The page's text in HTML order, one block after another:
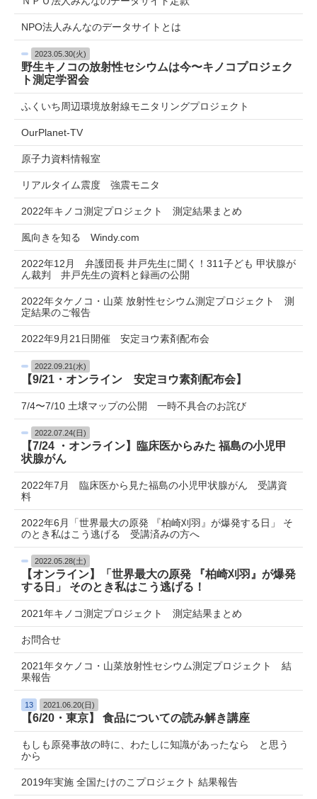
NPO法人みんなのデータサイトとは
2023.05.30(火)
野生キノコの放射性セシウムは今〜キノコプロジェク
ト測定学習会
ふくいち周辺環境放射線モニタリングプロジェクト
OurPlanet-TV
原子力資料情報室
リアルタイム震度 強震モニタ
2022年キノコ測定プロジェクト 測定結果まとめ
風向きを知る Windy.com
2022年12月 弁護団長 井戸先生に聞く！311子ども 甲状腺が
ん裁判 井戸先生の資料と録画の公開
2022年タケノコ・山菜 放射性セシウム測定プロジェクト 測
定結果のご報告
2022年9月21日開催 安定ヨウ素剤配布会
2022.09.21(水)
【9/21・オンライン 安定ヨウ素剤配布会】
7/4〜7/10 土壌マップの公開 一時不具合のお詫び
2022.07.24(日)
【7/24 ・オンライン】臨床医からみた 福島の小児甲
状腺がん
2022年7月 臨床医から見た福島の小児甲状腺がん 受講資
料
2022年6月「世界最大の原発 『柏崎刈羽』が爆発する日」 そ
のとき私はこう逃げる 受講済みの方へ
2022.05.28(土)
【オンライン】「世界最大の原発 『柏崎刈羽』が爆発
する日」 そのとき私はこう逃げる！
2021年キノコ測定プロジェクト 測定結果まとめ
お問合せ
2021年タケノコ・山菜放射性セシウム測定プロジェクト 結
果報告
13 2021.06.20(日)
【6/20・東京】 食品についての読み解き講座
もしも原発事故の時に、わたしに知識があったなら と思う
から
2019年実施 全国たけのこプロジェクト 結果報告